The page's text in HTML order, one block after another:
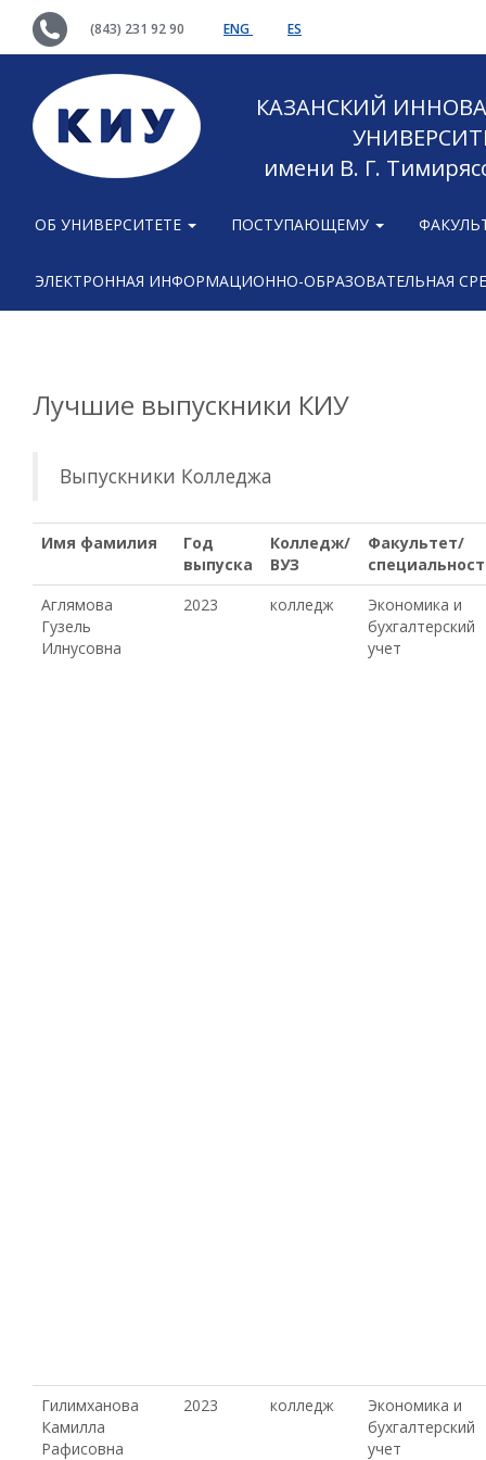
(843) 231 92 90 ENG ES
КАЗАНСКИЙ
имени В. Г.
ОБ УНИВЕРСИТЕТЕ ПОСТУПАЮЩЕМУ
ЭЛЕКТРОННАЯ ИНФОРМАЦИОННО-ОБРАЗОВАТЕЛЬНАЯ
Лучшие выпускники КИУ
Выпускники Колледжа
Имя фамилия
Год
выпуска
Колледж/
ВУЗ
Факультет/
Аглямова
Гузель
Илнусовна
2023 колледж
Экономика и
бухгалтерский
учет
Гилимханова
Камилла
Рафисовна
2023 колледж
Экономика и
бухгалтерский
учет